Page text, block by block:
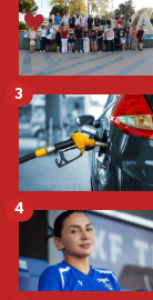
3
4